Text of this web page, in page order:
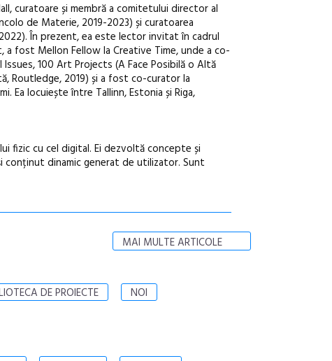
curatoare și membră a comitetului director al
de Materie, 2019-2023) și curatoarea
În prezent, ea este lector invitat în cadrul
fost Mellon Fellow la Creative Time, unde a co-
100 Art Projects (A Face Posibilă o Altă
Routledge, 2019) și a fost co-curator la
Ea locuiește între Tallinn, Estonia și Riga,
fizic cu cel digital. Ei dezvoltă concepte și
dinamic generat de utilizator. Sunt
MAI MULTE ARTICOLE
DE PROIECTE NOI